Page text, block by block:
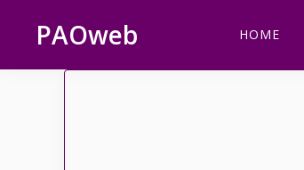
Hauptnavigation
springen
Inhalt
springen
Seitenspalte
springen
Fußzeile
springen
PAOweb HOME